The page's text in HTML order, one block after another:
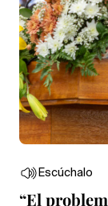
Escúchalo
“El